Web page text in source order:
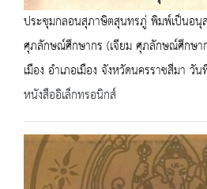
ประชุมกลอนสุภาษิตสุนทรภู่ พิมพ์เป็นอ
ศุภลักษณ์ศึกษากร (เจียม ศุภลักษณ์ศึกษา
เมือง อำเภอเมือง จังหวัดนครราชสีมา
หนังสืออิเล็กทรอนิกส์